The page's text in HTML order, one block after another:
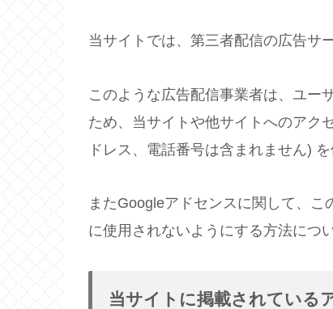
当サイトでは、第三者配信の広告サ
このような広告配信事業者は、ユー
ため、当サイトや他サイトへのアク
ドレス、電話番号は含まれません)
またGoogleアドセンスに関して、
に使用されないようにする方法につい
当サイトに掲載されている